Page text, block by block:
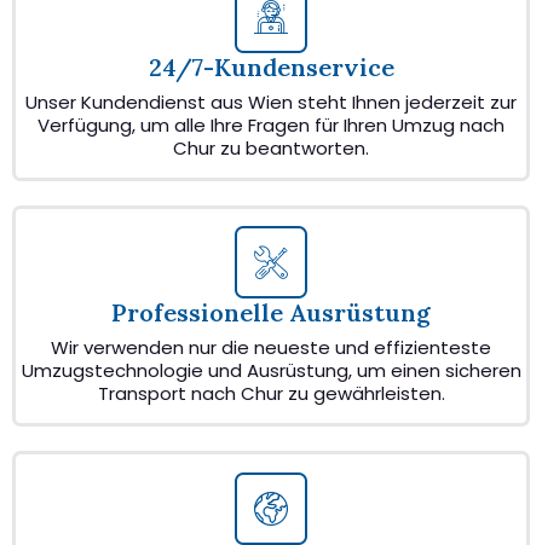
24/7-Kundenservice
Unser Kundendienst aus Wien steht Ihnen jederzeit zur
Verfügung, um alle Ihre Fragen für Ihren Umzug nach
Chur zu beantworten.
Professionelle Ausrüstung
Wir verwenden nur die neueste und effizienteste
Umzugstechnologie und Ausrüstung, um einen sicheren
Transport nach Chur zu gewährleisten.